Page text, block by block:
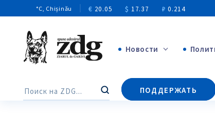
°C, Chișinău € 20.05 $ 17.37 ₽ 0.214
Новости
+144
Поиск ПОДДЕРЖАТЬ